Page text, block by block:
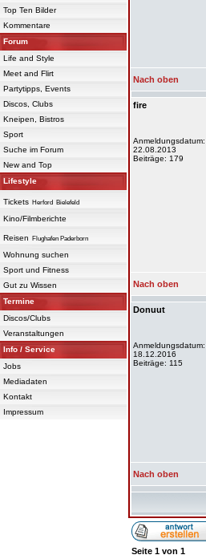
Top Ten Bilder
Kommentare
Forum
Life and Style
Meet and Flirt
Partytipps, Events
Discos, Clubs
Kneipen, Bistros
Sport
Suche im Forum
New and Top
Lifestyle
Tickets Herford Bielefeld
Kino/Filmberichte
Reisen Flughafen Paderborn
Wohnung suchen
Sport und Fitness
Gut zu Wissen
Termine
Discos/Clubs
Veranstaltungen
Info / Service
Jobs
Mediadaten
Kontakt
Impressum
Nach oben
fire
Anmeldungsdatum:
22.08.2013
Beiträge: 179
Nach oben
Donuut
Anmeldungsdatum:
18.12.2016
Beiträge: 115
Nach oben
Seite 1 von 1